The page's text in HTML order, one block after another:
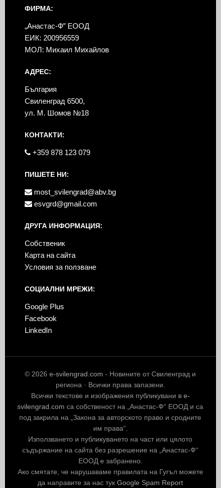
ФИРМА:
„Анастас-Ф” ЕООД
ЕИК: 200956559
МОЛ: Михаил Михайлов
АДРЕС:
България
Свиленград 6500,
ул. М. Шомов №18
КОНТАКТИ:
+359 878 123 079
ПИШЕТЕ НИ:
most_svilengrad@abv.bg
esvgrd@gmail.com
ДРУГА ИНФОРМАЦИЯ:
Собственик
Карта на сайта
Условия за ползване
СОЦИАЛНИ МРЕЖИ:
Google Plus
Facebook
LinkedIn
© 2026e-svilengrad.com - Новините от Свиленград и
региона · Всички права запазени.
Всички текстове и изображения публикувани в e-
svilengrad.com са собственост на „Анастас-Ф“ ЕООД и са
под закрила на „Закона за авторското право и сродните
им права“.
Използването и публикуването на част или цялото
съдържание на сайта без разрешение на „Анастас-Ф“
ЕООД е забранено.
Ако смятате, че нарушаваме правилата на Гугъл можете
да направите за нас тукGoogle Spam Report